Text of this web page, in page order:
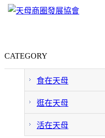
CATEGORY
食在天母
逛在天母
活在天母